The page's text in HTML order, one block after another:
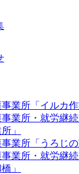
業所「イルカ作
業所・就労継
」
業所「うろじの
業所・就労継
」